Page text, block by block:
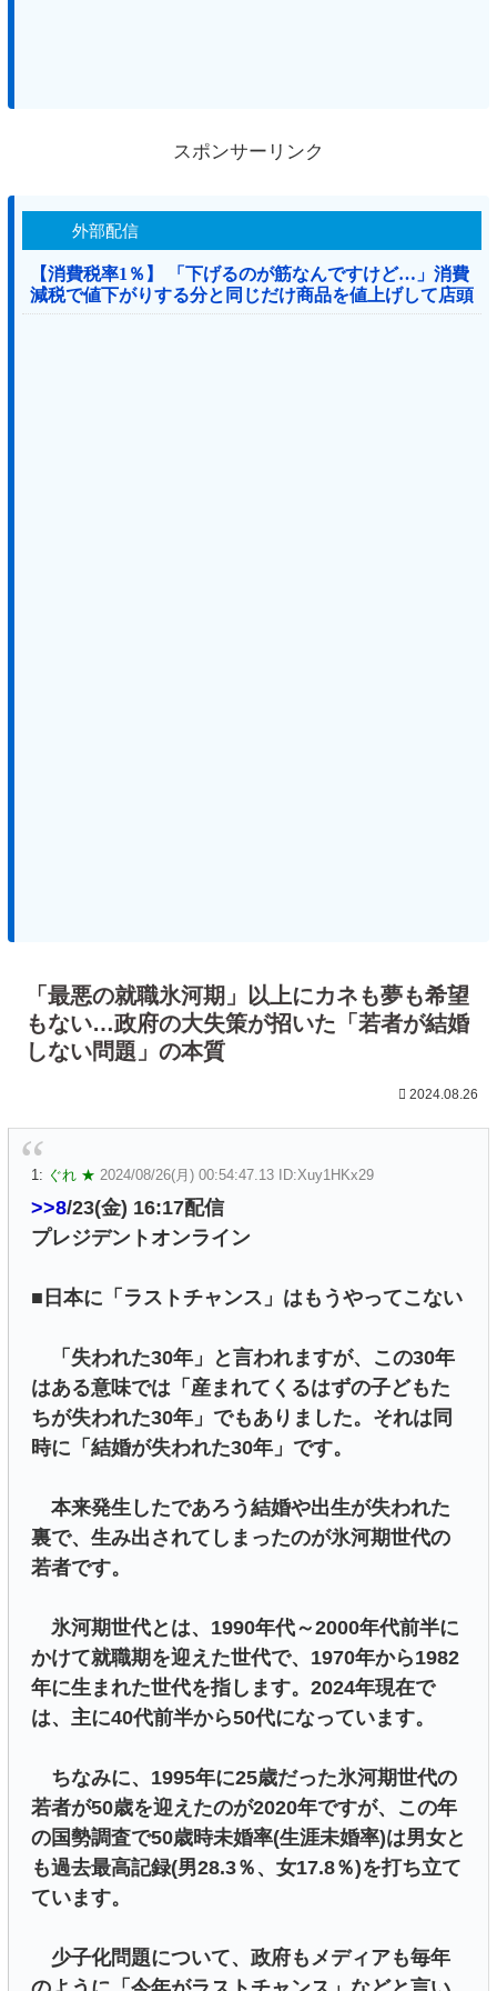
スポンサーリンク
外部配信
【消費税率1％】 「下げるのが筋なんですけど…」消費
減税で値下がりする分と同じだけ商品を値上げして店頭
価格を変えない店も
「最悪の就職氷河期」以上にカネも夢も希望
もない…政府の大失策が招いた「若者が結婚
しない問題」の本質
2024.08.26
1: ぐれ ★ 2024/08/26(月) 00:54:47.13 ID:Xuy1HKx29
>>8/23(金) 16:17配信
プレジデントオンライン
■日本に「ラストチャンス」はもうやってこない
「失われた30年」と言われますが、この30年
はある意味では「産まれてくるはずの子どもた
ちが失われた30年」でもありました。それは同
時に「結婚が失われた30年」です。
本来発生したであろう結婚や出生が失われた
裏で、生み出されてしまったのが氷河期世代の
若者です。
氷河期世代とは、1990年代～2000年代前半に
かけて就職期を迎えた世代で、1970年から1982
年に生まれた世代を指します。2024年現在で
は、主に40代前半から50代になっています。
ちなみに、1995年に25歳だった氷河期世代の
若者が50歳を迎えたのが2020年ですが、この年
の国勢調査で50歳時未婚率(生涯未婚率)は男女と
も過去最高記録(男28.3％、女17.8％)を打ち立て
ています。
少子化問題について、政府もメディアも毎年